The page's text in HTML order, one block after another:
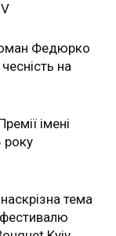
Федюрко
на
імені
року
тема